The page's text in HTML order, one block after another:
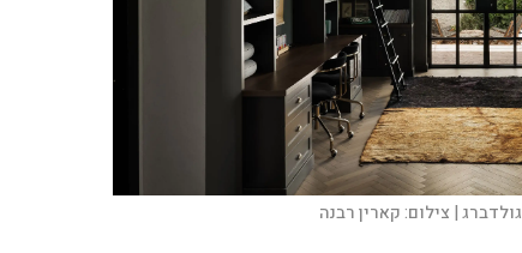
| צילום:קארין רבנה